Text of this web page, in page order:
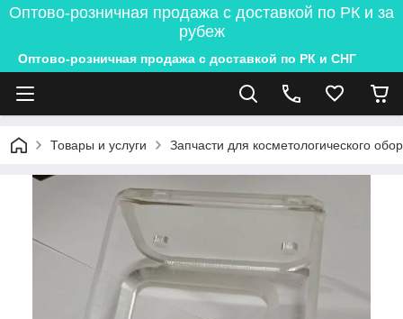
Оптово-розничная продажа с доставкой по РК и за
рубеж
Оптово-розничная продажа с доставкой по РК и СНГ
Товары и услуги Запчасти для косметологического